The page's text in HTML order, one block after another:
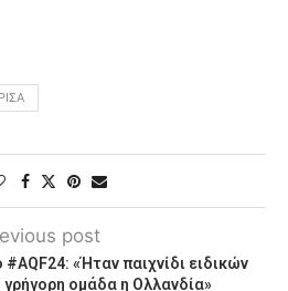
post
«Ήταν παιχνίδι ειδικών
ομάδα η Ολλανδία»